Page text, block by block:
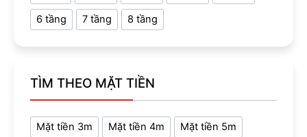
6 tầng 7 tầng 8 tầng
TÌM THEO MẶT TIỀN
Mặt tiền 3m Mặt tiền 4m Mặt tiền 5m